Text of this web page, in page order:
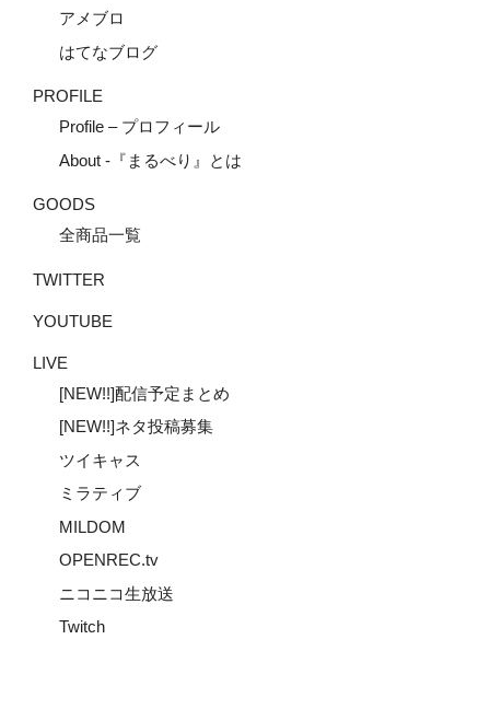
アメブロ
はてなブログ
PROFILE
Profile – プロフィール
About -『まるべり』とは
GOODS
全商品一覧
TWITTER
YOUTUBE
LIVE
[NEW!!]配信予定まとめ
[NEW!!]ネタ投稿募集
ツイキャス
ミラティブ
MILDOM
OPENREC.tv
ニコニコ生放送
Twitch